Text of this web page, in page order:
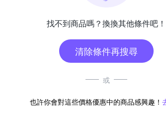
找不到商品嗎？換換其他條件吧！
清除條件再搜尋
或
也許你會對這些價格優惠中的商品感興趣！